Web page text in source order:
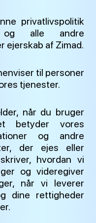
privatlivspolitik
alle andre
ejerskab af Zimad.
til personer
tjenester.
når du bruger
betyder vores
og andre
der ejes eller
hvordan vi
og videregiver
når vi leverer
dine rettigheder